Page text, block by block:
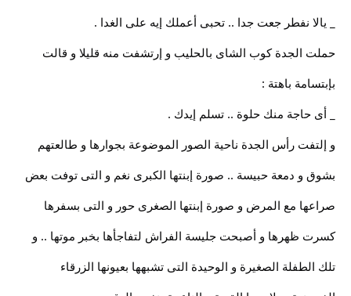
_ يالا نفطر جعت جدا .. تحبى أعملك إيه على الغدا .
حملت الجدة كوب الشاى بالحليب و إرتشفت منه قليلا و قالت
بإبتسامة باهتة :
_ أى حاجة منك حلوة .. تسلم إيدك .
و إلتفت رأس الجدة ناحية الصور الموضوعة بجوارها و طالعتهم
بشوق و دمعة حبيسة .. صورة إبنتها الكبرى نغم و التى توفت بعض
صراعها مع المرض و صورة إبنتها الصغرى حور و التى بسفرها
كسرت ظهرها و أصبحت جليسة الفراش لتفاجأها بخبر موتها .. و
تلك الطفلة الصغيرة و الوحيدة التى تشبهها بعيونها الزرقاء